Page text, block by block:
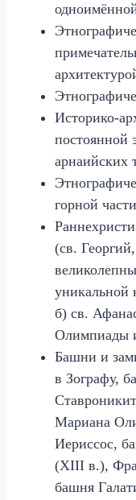
постоянной
арнаийских
горной
(св.
уникальной
б) св.
Олимпиады
Башни и
в Зографу,
Мариана
Иериссос,
(XIII в.),
башня